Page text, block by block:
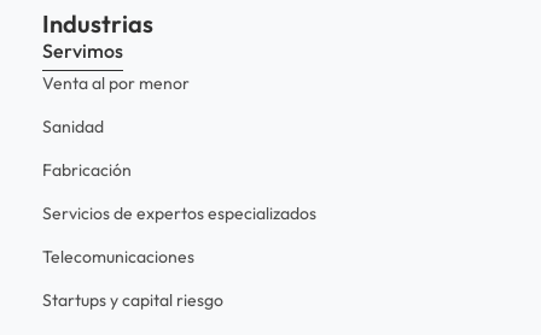
Industrias
Servimos
Venta al por menor
Sanidad
Fabricación
Servicios de expertos especializados
Telecomunicaciones
Startups y capital riesgo